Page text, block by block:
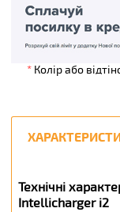
Технічні
Intellicharger i2
*Колір або